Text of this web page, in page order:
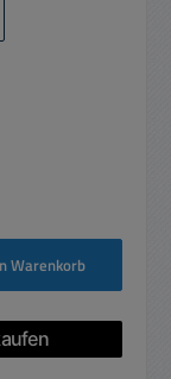
die Schaltflächen um
Warenkorb